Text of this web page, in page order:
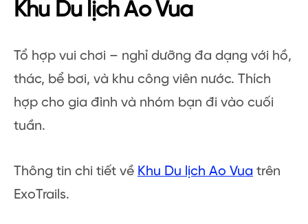
Khu Du lịch Ao Vua
Tổ hợp vui chơi – nghỉ dưỡng đa dạng với hồ,
thác, bể bơi, và khu công viên nước. Thích
hợp cho gia đình và nhóm bạn đi vào cuối
tuần.
Thông tin chi tiết về Khu Du lịch Ao Vua trên
ExoTrails.